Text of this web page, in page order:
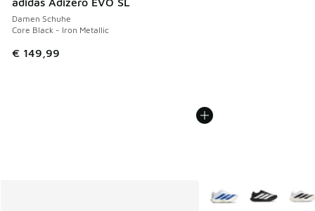
Damen Schuhe
Core Black - Iron Metallic
€ 149,99
Weitere Farben